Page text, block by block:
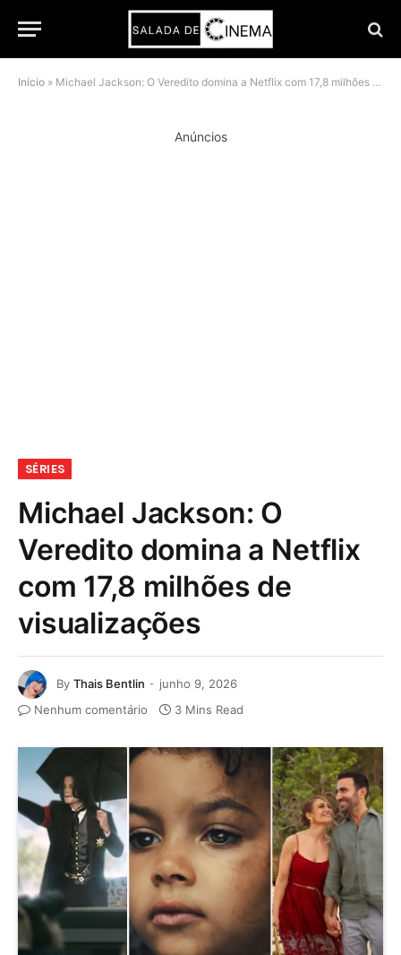
Início » Michael Jackson: O Veredito domina a Netflix com 17,8 milhões de visualizações
Anúncios
SÉRIES
Michael Jackson: O
Veredito domina a Netflix
com 17,8 milhões de
visualizações
By Thais Bentlin
junho 9, 2026
Nenhum comentário
3 Mins Read